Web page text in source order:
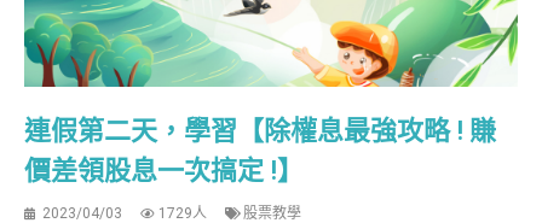
連假第二天，學習【除權息最強攻略 ! 賺
價差領股息一次搞定 !】
2023/04/03 1729人 股票教學